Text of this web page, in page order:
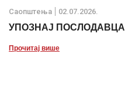
Саопштења 02.07.2026.
УПОЗНАЈ ПОСЛОДАВЦА
Прочитај више